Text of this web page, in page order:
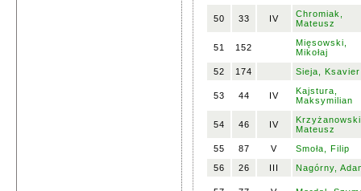
50 33 IV
Chromiak,
Mateusz
51 152
Mięsowski,
Mikołaj
52
174 Sieja, Ksavier
53 44 IV
Kajstura,
Maksymilian
54 46 IV
Mateusz
55
87 V
Smoła, Filip
56
26 III Nagórny,